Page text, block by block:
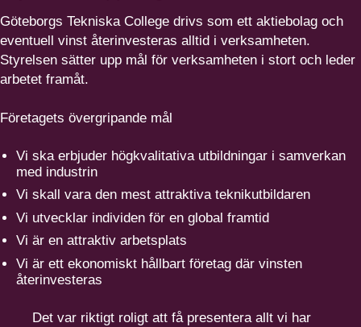
Göteborgs Tekniska College drivs som ett aktiebolag och
eventuell vinst återin­ve­steras alltid i verksam­heten.
Styrelsen sätter upp mål för verksam­heten i stort och leder
arbetet framåt.
Företagets övergri­pande mål
Vi ska erbjuder högkva­li­tativa utbildningar i samverkan
med industrin
Vi skall vara den mest attraktiva teknikutbildaren
Vi utvecklar individen för en global framtid
Vi är en attraktiv arbetsplats
Vi är ett ekonomiskt hållbart företag där vinsten
återinvesteras
Det var riktigt roligt att få presentera allt vi har